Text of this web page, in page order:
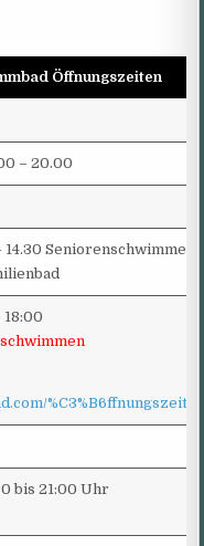
Öffnungszeiten
– 20.00
Seniorenschwimmen
18:00
bis 21:00 Uhr